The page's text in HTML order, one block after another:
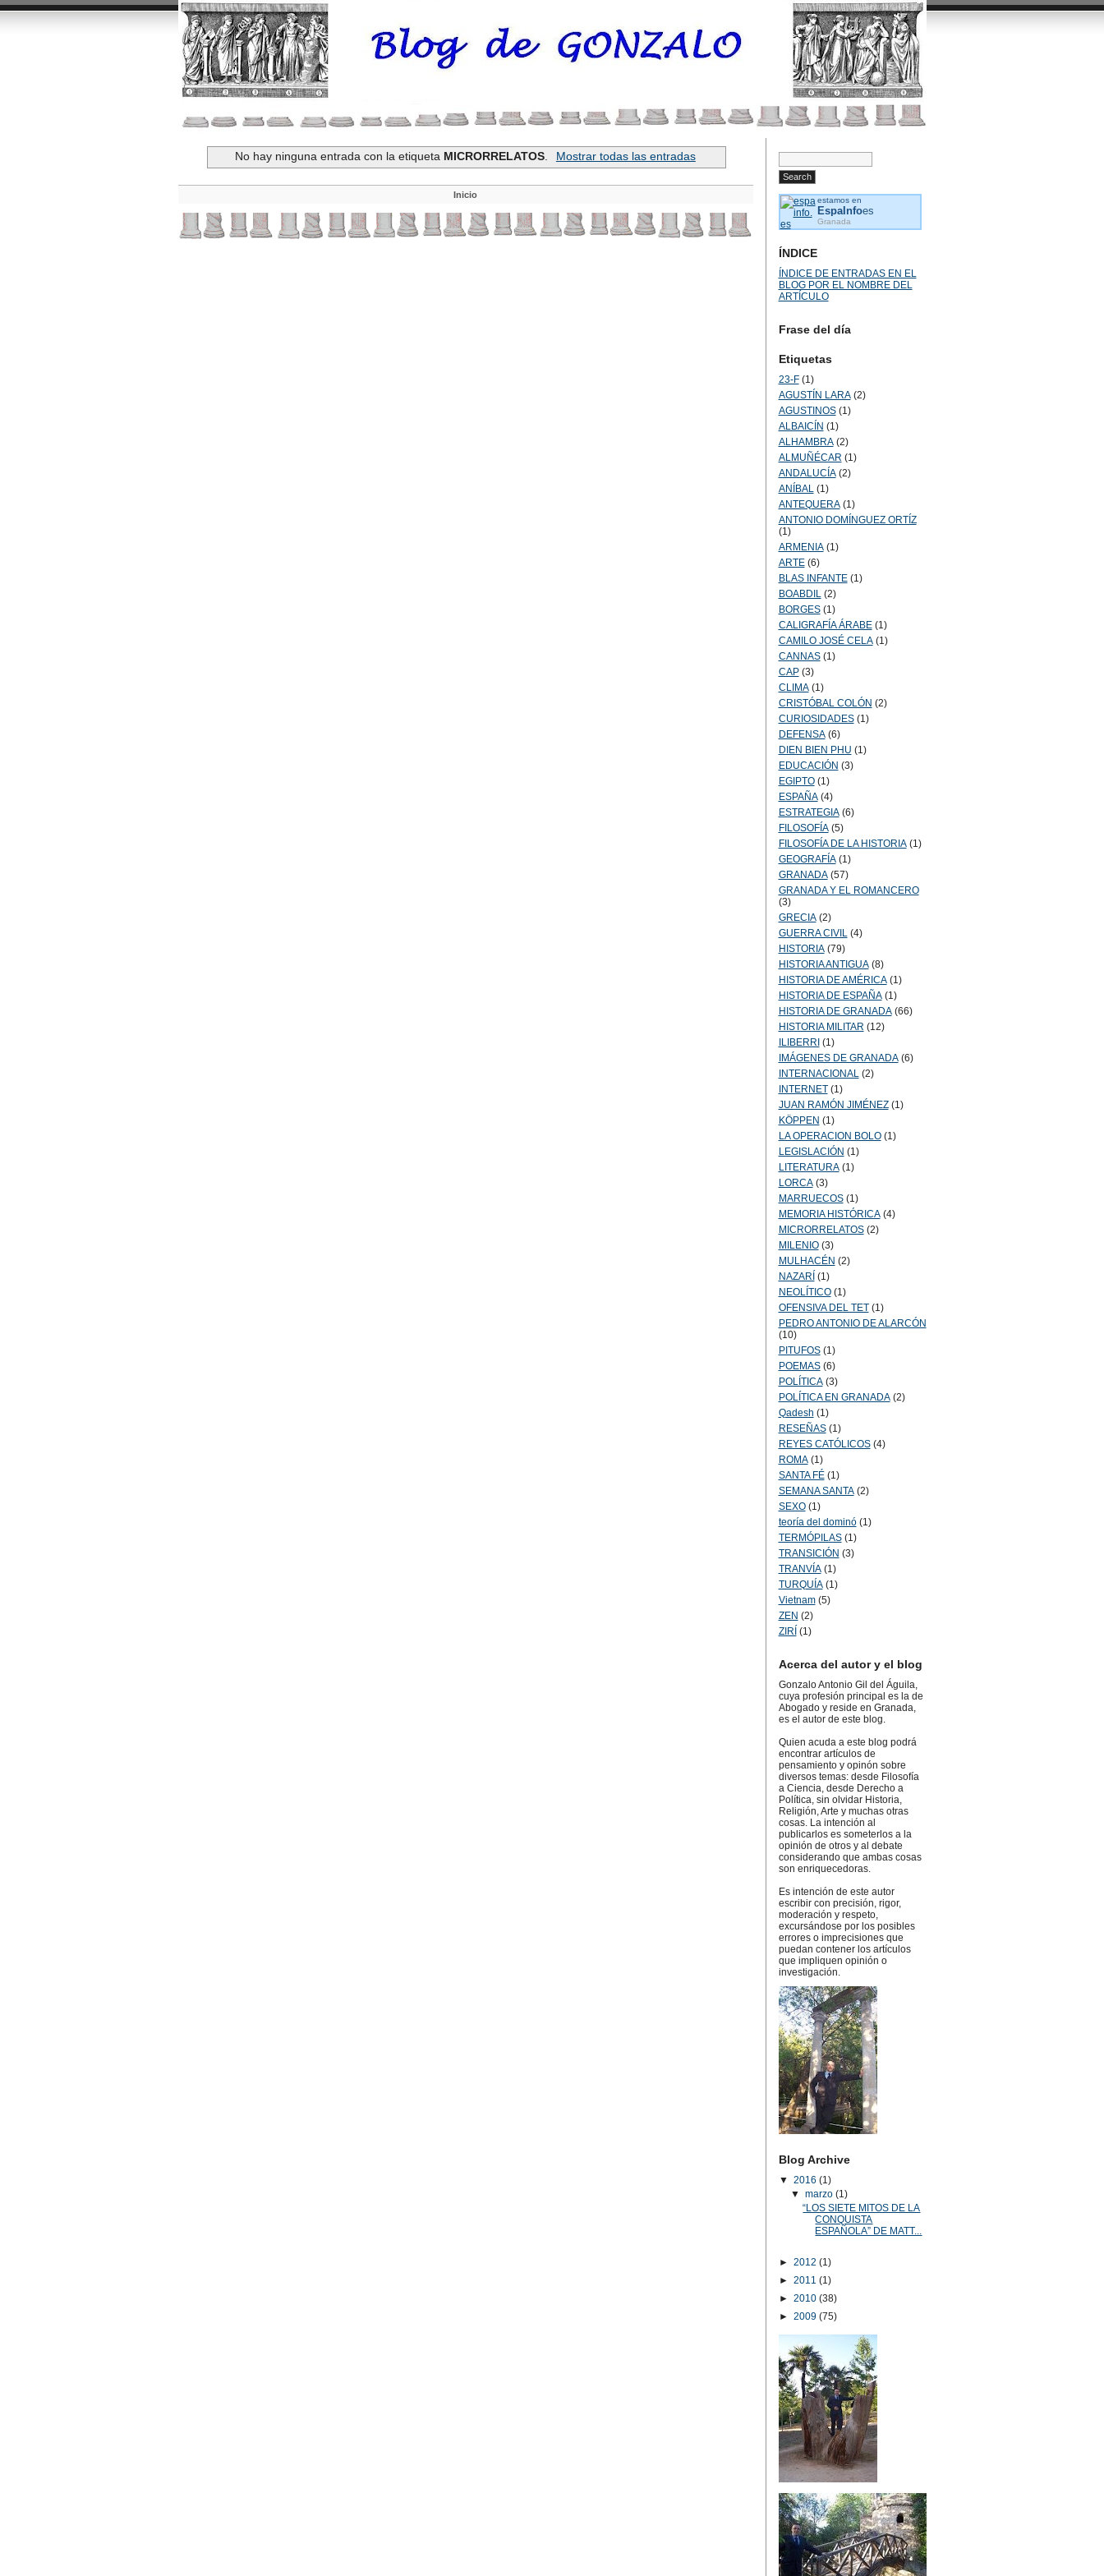
No hay ninguna entrada con la etiqueta MICRORRELATOS. Mostrar todas las entradas
Inicio
estamos en
EspaInfoes
Granada
ÍNDICE
ÍNDICE DE ENTRADAS EN EL
BLOG POR EL NOMBRE DEL
ARTÍCULO
Frase del día
Etiquetas
23-F (1)
AGUSTÍN LARA (2)
AGUSTINOS (1)
ALBAICÍN (1)
ALHAMBRA (2)
ALMUÑÉCAR (1)
ANDALUCÍA (2)
ANÍBAL (1)
ANTEQUERA (1)
ANTONIO DOMÍNGUEZ ORTÍZ
(1)
ARMENIA (1)
ARTE (6)
BLAS INFANTE (1)
BOABDIL (2)
BORGES (1)
CALIGRAFÍA ÁRABE (1)
CAMILO JOSÉ CELA (1)
CANNAS (1)
CAP (3)
CLIMA (1)
CRISTÓBAL COLÓN (2)
CURIOSIDADES (1)
DEFENSA (6)
DIEN BIEN PHU (1)
EDUCACIÓN (3)
EGIPTO (1)
ESPAÑA (4)
ESTRATEGIA (6)
FILOSOFÍA (5)
FILOSOFÍA DE LA HISTORIA (1)
GEOGRAFÍA (1)
GRANADA (57)
GRANADA Y EL ROMANCERO
(3)
GRECIA (2)
GUERRA CIVIL (4)
HISTORIA (79)
HISTORIA ANTIGUA (8)
HISTORIA DE AMÉRICA (1)
HISTORIA DE ESPAÑA (1)
HISTORIA DE GRANADA (66)
HISTORIA MILITAR (12)
ILIBERRI (1)
IMÁGENES DE GRANADA (6)
INTERNACIONAL (2)
INTERNET (1)
JUAN RAMÓN JIMÉNEZ (1)
KÖPPEN (1)
LA OPERACION BOLO (1)
LEGISLACIÓN (1)
LITERATURA (1)
LORCA (3)
MARRUECOS (1)
MEMORIA HISTÓRICA (4)
MICRORRELATOS (2)
MILENIO (3)
MULHACÉN (2)
NAZARÍ (1)
NEOLÍTICO (1)
OFENSIVA DEL TET (1)
PEDRO ANTONIO DE ALARCÓN
(10)
PITUFOS (1)
POEMAS (6)
POLÍTICA (3)
POLÍTICA EN GRANADA (2)
Qadesh (1)
RESEÑAS (1)
REYES CATÓLICOS (4)
ROMA (1)
SANTA FÉ (1)
SEMANA SANTA (2)
SEXO (1)
teoría del dominó (1)
TERMÓPILAS (1)
TRANSICIÓN (3)
TRANVÍA (1)
TURQUÍA (1)
Vietnam (5)
ZEN (2)
ZIRÍ (1)
Acerca del autor y el blog
Gonzalo Antonio Gil del Águila,
cuya profesión principal es la de
Abogado y reside en Granada,
es el autor de este blog.
Quien acuda a este blog podrá
encontrar artículos de
pensamiento y opinón sobre
diversos temas: desde Filosofía
a Ciencia, desde Derecho a
Política, sin olvidar Historia,
Religión, Arte y muchas otras
cosas. La intención al
publicarlos es someterlos a la
opinión de otros y al debate
considerando que ambas cosas
son enriquecedoras.
Es intención de este autor
escribir con precisión, rigor,
moderación y respeto,
excursándose por los posibles
errores o imprecisiones que
puedan contener los artículos
que impliquen opinión o
investigación.
Blog Archive
▼ 2016 (1)
▼ marzo (1)
“LOS SIETE MITOS DE LA
CONQUISTA
ESPAÑOLA” DE MATT...
► 2012 (1)
► 2011 (1)
► 2010 (38)
► 2009 (75)